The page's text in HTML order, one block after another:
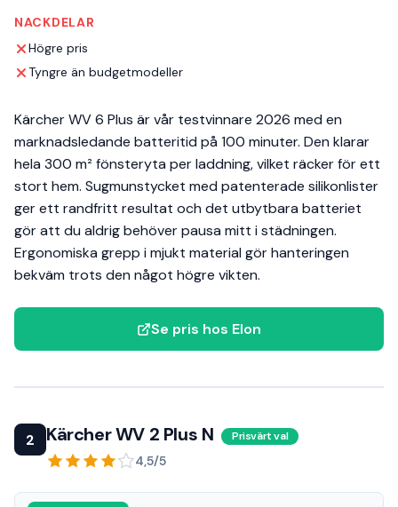
NACKDELAR
Högre pris
Tyngre än budgetmodeller
Kärcher WV 6 Plus är vår testvinnare 2026 med en
marknadsledande batteritid på 100 minuter. Den klarar
hela 300 m² fönsteryta per laddning, vilket räcker för ett
stort hem. Sugmunstycket med patenterade silikonlister
ger ett randfritt resultat och det utbytbara batteriet
gör att du aldrig behöver pausa mitt i städningen.
Ergonomiska grepp i mjukt material gör hanteringen
bekväm trots den något högre vikten.
Se pris hos Elon
2 Kärcher WV 2 Plus N Prisvärt val
4,5/5